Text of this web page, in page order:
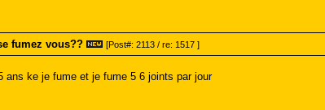
fumez vous?? [Post#: 2113 / re: 1517 ]
ans ke je fume et je fume 5 6 joints par jour